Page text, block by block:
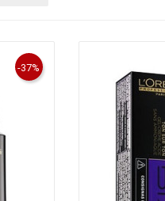
-37%